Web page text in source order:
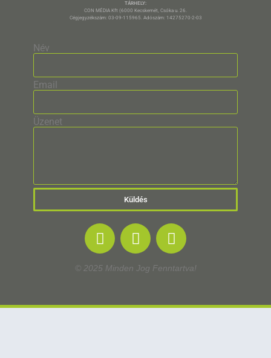
TÁRHELY:
CON MÉDIA Kft (6000 Kecskemét, Csóka u. 26.
Cégjegyzékszám: 03-09-115965. Adószám: 14275270-2-03
Név
Email
Üzenet
Küldés
© 2025 Minden Jog Fenntartva!